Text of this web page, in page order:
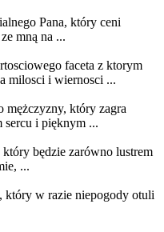
Pana, który ceni
mną na ...
faceta z ktorym
milosci i wiernosci ...
mężczyzny, który zagra
sercu i pięknym ...
będzie zarówno lustrem
...
który w razie niepogody otuli